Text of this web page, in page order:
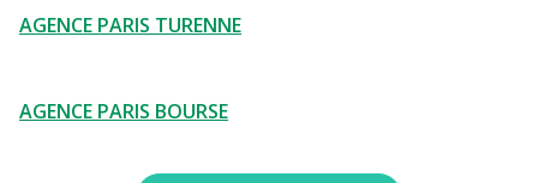
AGENCE PARIS TURENNE
AGENCE PARIS BOURSE